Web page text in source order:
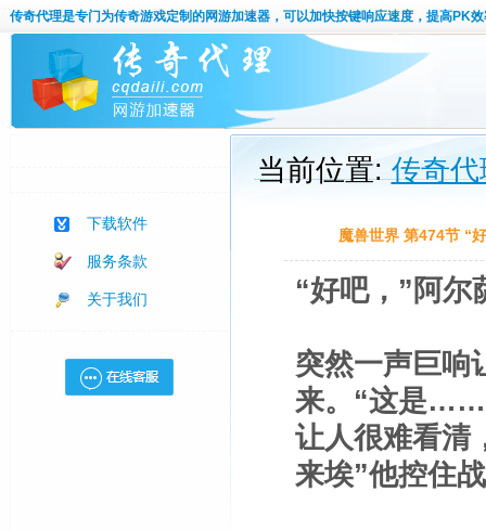
传奇代理是专门为传奇游戏定制的网游加速器，可以加快按键响应速度，提高PK效
下载软件
服务条款
关于我们
当前位置:传奇代
魔兽世界 第474节 “
“好吧，”阿尔
突然一声巨响
来。“这是
让人很难看清
来埃”他控住